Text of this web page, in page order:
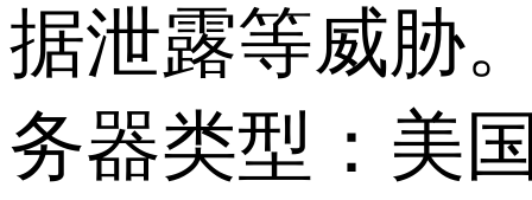
据泄露等威胁
务器类型：美